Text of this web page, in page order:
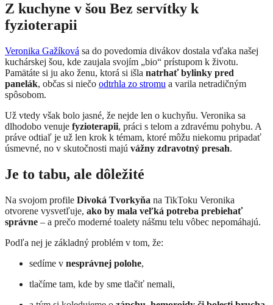
Z kuchyne v šou Bez servítky k
fyzioterapii
Veronika Gažíková sa do povedomia divákov dostala vďaka našej
kuchárskej šou, kde zaujala svojím „bio“ prístupom k životu.
Pamätáte si ju ako ženu, ktorá si išla natrhať bylinky pred
panelák, občas si niečo odtrhla zo stromu a varila netradičným
spôsobom.
Už vtedy však bolo jasné, že nejde len o kuchyňu. Veronika sa
dlhodobo venuje fyzioterapii, práci s telom a zdravému pohybu. A
práve odtiaľ je už len krok k témam, ktoré môžu niekomu pripadať
úsmevné, no v skutočnosti majú vážny zdravotný presah.
Je to tabu, ale dôležité
Na svojom profile Divoká Tvorkyňa na TikToku Veronika
otvorene vysvetľuje, ako by mala veľká potreba prebiehať
správne – a prečo moderné toalety nášmu telu vôbec nepomáhajú.
Podľa nej je základný problém v tom, že:
sedíme v nesprávnej polohe,
tlačíme tam, kde by sme tlačiť nemali,